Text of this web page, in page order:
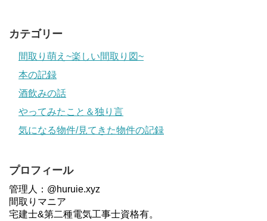
カテゴリー
間取り萌え~楽しい間取り図~
本の記録
酒飲みの話
やってみたこと＆独り言
気になる物件/見てきた物件の記録
プロフィール
管理人：@huruie.xyz
間取りマニア
宅建士&第二種電気工事士資格有。